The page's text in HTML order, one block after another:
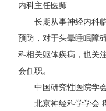
内科主任医师
长期从事神经内科
预防，对于头晕睡眠障
科相关躯体疾病，也关
会任职。
中国研究性医院学
北京神经科学学会